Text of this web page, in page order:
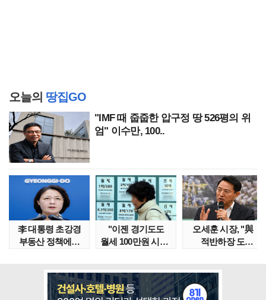
오늘의 땅집GO
"IMF 때 줍줍한 압구정 땅 526평의 위
엄" 이수만, 100..
李 대통령 초강경
부동산 정책에…
"이젠 경기도도
월세 100만원 시대"
오세훈 시장, "與
적반하장 도